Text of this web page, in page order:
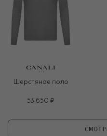
Шерстяное поло
53 650 ₽